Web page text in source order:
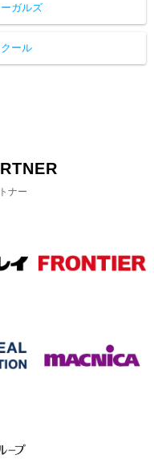
ガルズ
クール
ナー